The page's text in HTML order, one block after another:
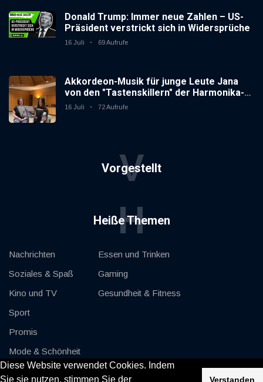
Diese Website verwendet Cookies. Indem
Sie sie nutzen, stimmen Sie der
Verstanden
Donald Trump: Immer neue Zahlen – US-
Präsident verstrickt sich in Widersprüche
16 Juli 69 Aufrufe
Akkordeon-Musik für junge Leute Jana
von den "Tastenskillern" der Harmonika-
Vereinigung Gaggenau zeigt, wie "jung"
16 Juli 72 Aufrufe
Vorgestellt
V
Heiße Themen
H
Nachrichten
Soziales & Spaß
Kino und TV
Sport
Promis
Mode & Schönheit
Autos & Motor
Essen und Trinken
Gaming
Gesundheit & Fitness